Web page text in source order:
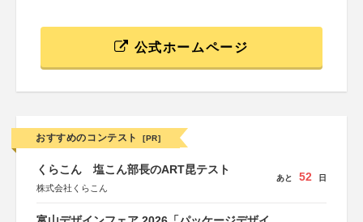
公式ホームページ
おすすめのコンテスト [PR]
くらこん 塩こん部長のART昆テスト
株式会社くらこん
あと 52 日